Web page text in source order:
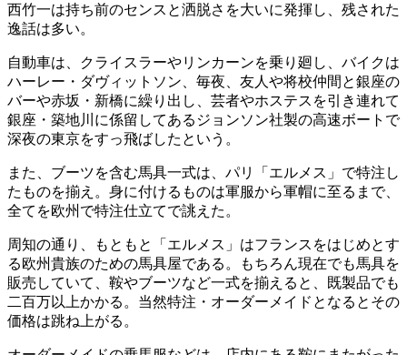
西竹一は持ち前のセンスと洒脱さを大いに発揮し、残された
逸話は多い。
自動車は、クライスラーやリンカーンを乗り廻し、バイクは
ハーレー・ダヴィットソン、毎夜、友人や将校仲間と銀座の
バーや赤坂・新橋に繰り出し、芸者やホステスを引き連れて
銀座・築地川に係留してあるジョンソン社製の高速ボートで
深夜の東京をすっ飛ばしたという。
また、ブーツを含む馬具一式は、パリ「エルメス」で特注し
たものを揃え。身に付けるものは軍服から軍帽に至るまで、
全てを欧州で特注仕立てで誂えた。
周知の通り、もともと「エルメス」はフランスをはじめとす
る欧州貴族のための馬具屋である。もちろん現在でも馬具を
販売していて、鞍やブーツなど一式を揃えると、既製品でも
二百万以上かかる。当然特注・オーダーメイドとなるとその
価格は跳ね上がる。